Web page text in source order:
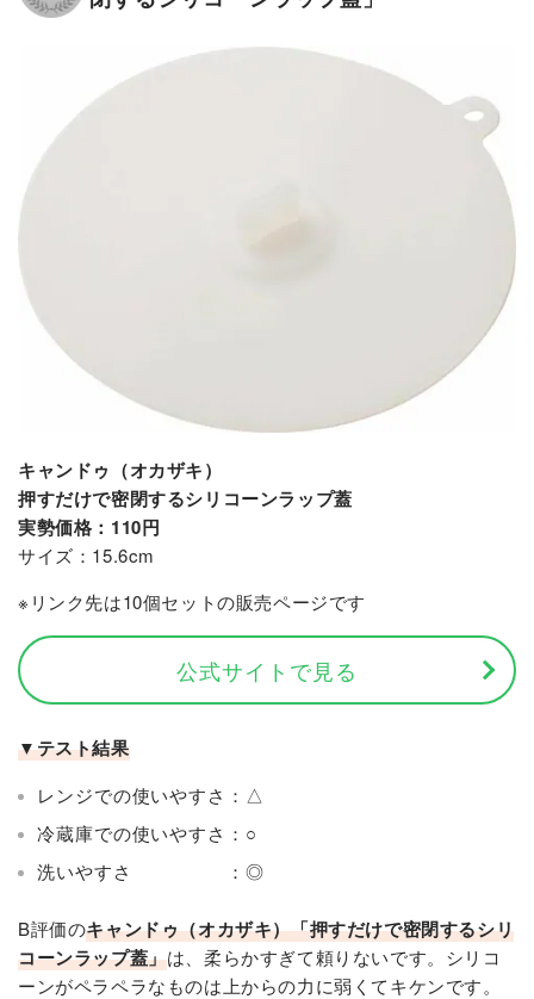
キャンドゥ（オカザキ）
押すだけで密閉するシリコーンラップ蓋
実勢価格：110円
サイズ：15.6cm
※リンク先は10個セットの販売ページです
公式サイトで見る
▼テスト結果
レンジでの使いやすさ：△
冷蔵庫での使いやすさ：○
洗いやすさ ：◎
B評価のキャンドゥ（オカザキ）「押すだけで密閉するシリ
コーンラップ蓋」は、柔らかすぎて頼りないです。シリコ
ーンがペラペラなものは上からの力に弱くてキケンです。